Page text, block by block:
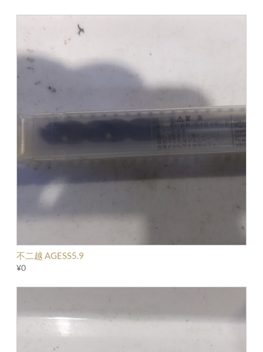
不二越 AGESS5.9
¥0